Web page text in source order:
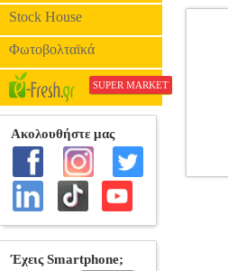
Stock House
Φωτοβολταϊκά
SUPER MARKET